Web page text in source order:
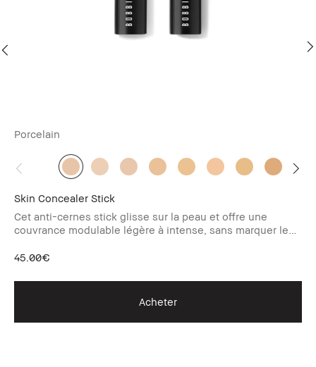
Porcelain
Skin Concealer Stick
Cet anti-cernes stick glisse sur la peau et offre une
couvrance modulable légère à intense, sans marquer les
45.00€
Acheter